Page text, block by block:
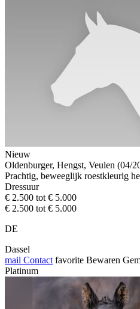
Nieuw
Oldenburger, Hengst, Veulen (04/
Prachtig, beweeglijk roestkleurig
Dressuur
€ 2.500 tot € 5.000
€ 2.500 tot € 5.000
DE
Dassel
mail Contact favorite Bewaren
Platinum